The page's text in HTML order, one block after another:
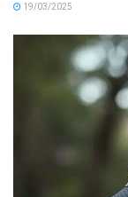
19/03/2025